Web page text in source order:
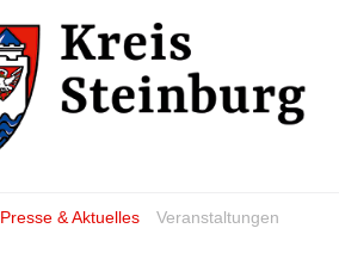
Presse & Aktuelles Veranstaltungen